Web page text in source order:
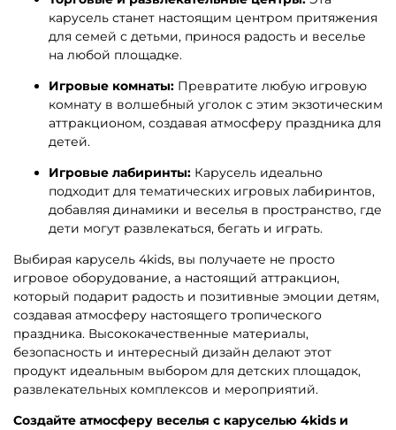
карусель станет настоящим центром притяжения
для семей с детьми, принося радость и веселье
на любой площадке.
Игровые комнаты: Превратите любую игровую
комнату в волшебный уголок с этим экзотическим
аттракционом, создавая атмосферу праздника для
детей.
Игровые лабиринты: Карусель идеально
подходит для тематических игровых лабиринтов,
добавляя динамики и веселья в пространство, где
дети могут развлекаться, бегать и играть.
Выбирая карусель 4kids, вы получаете не просто
игровое оборудование, а настоящий аттракцион,
который подарит радость и позитивные эмоции детям,
создавая атмосферу настоящего тропического
праздника. Высококачественные материалы,
безопасность и интересный дизайн делают этот
продукт идеальным выбором для детских площадок,
развлекательных комплексов и мероприятий.
Создайте атмосферу веселья с каруселью 4kids и